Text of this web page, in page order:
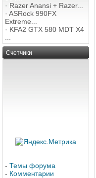
· Razer Anansi + Razer...
· ASRock 990FX
Extreme...
· KFA2 GTX 580 MDT X4
Счетчики
- Темы форума
- Комментарии